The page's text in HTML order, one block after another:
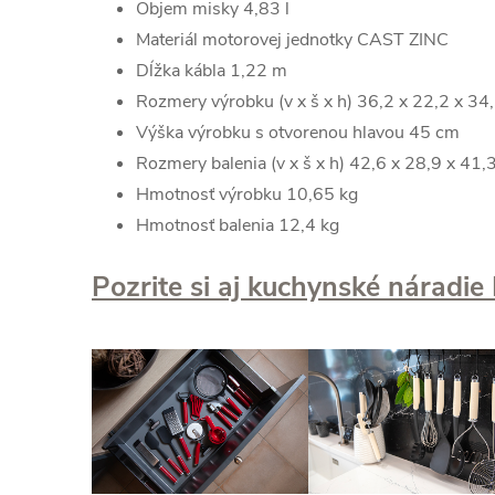
Objem misky 4,83 l
Materiál motorovej jednotky CAST ZINC
Dĺžka kábla 1,22 m
Rozmery výrobku (v x š x h) 36,2 x 22,2 x
Výška výrobku s otvorenou hlavou 45 cm
Rozmery balenia (v x š x h) 42,6 x 28,9 x
Hmotnosť výrobku 10,65 kg
Hmotnosť balenia 12,4 kg
Pozrite si aj kuchynské